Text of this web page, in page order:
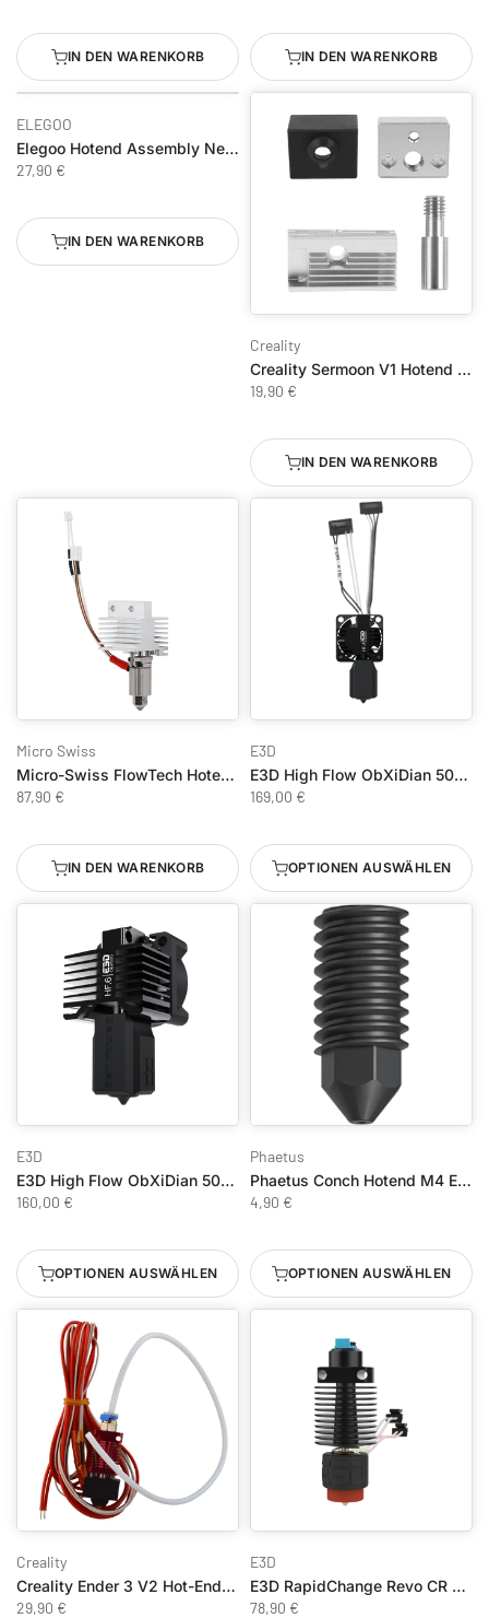
IN DEN WARENKORB IN DEN WARENKORB
ELEGOO
Elegoo Hotend Assembly Neptune 4 Max / Plus
27,90 €
IN DEN WARENKORB
Creality
Creality Sermoon V1 Hotend Accessory Kit
19,90 €
IN DEN WARENKORB
Micro Swiss
Micro-Swiss FlowTech Hotend für Elegoo Centauri Carbon
87,90 €
IN DEN WARENKORB
E3D
E3D High Flow ObXiDian 500 X1E HotEnd
169,00 €
OPTIONEN AUSWÄHLEN
E3D
E3D High Flow ObXiDian 500 P1 HotEnd
160,00 €
OPTIONEN AUSWÄHLEN
Phaetus
Phaetus Conch Hotend M4 EndCoat
4,90 €
OPTIONEN AUSWÄHLEN
Creality
Creality Ender 3 V2 Hot-End Kit / Nozzle Kit
29,90 €
E3D
E3D RapidChange Revo CR – 1.75 mm, 24V Single Nozzle Kit
78,90 €